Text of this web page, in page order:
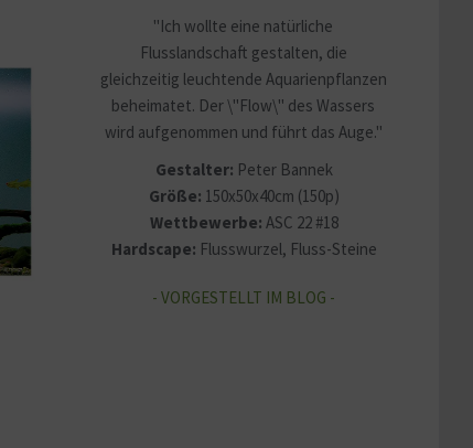
"Ich wollte eine natürliche
Flusslandschaft gestalten, die
gleichzeitig leuchtende Aquarienpflanzen
beheimatet. Der \"Flow\" des Wassers
wird aufgenommen und führt das Auge."
Gestalter: Peter Bannek
Größe: 150x50x40cm (150p)
Wettbewerbe: ASC 22 #18
Hardscape: Flusswurzel, Fluss-Steine
- VORGESTELLT IM BLOG -